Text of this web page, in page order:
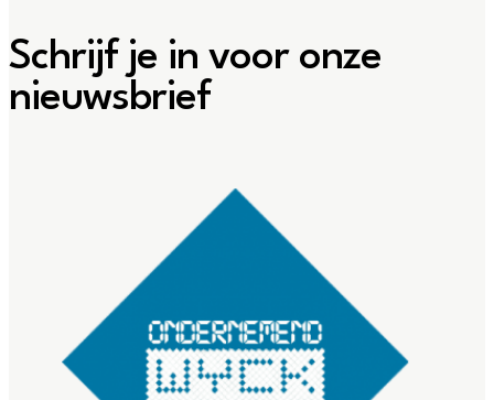
Schrijf je in voor onze
nieuwsbrief